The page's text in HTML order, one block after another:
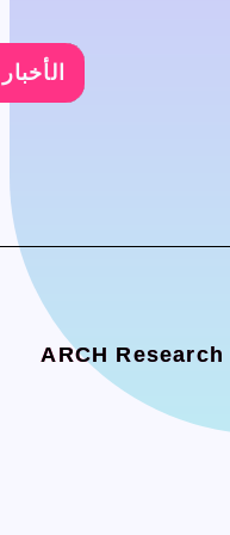
ARCH Research
ARCH Research